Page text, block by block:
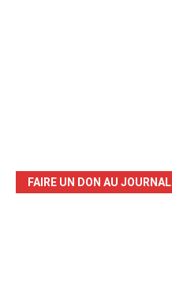
FAIRE UN DON AU JOURNAL